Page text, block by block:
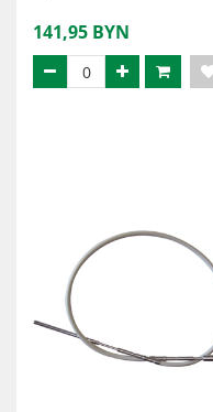
141,95 BYN